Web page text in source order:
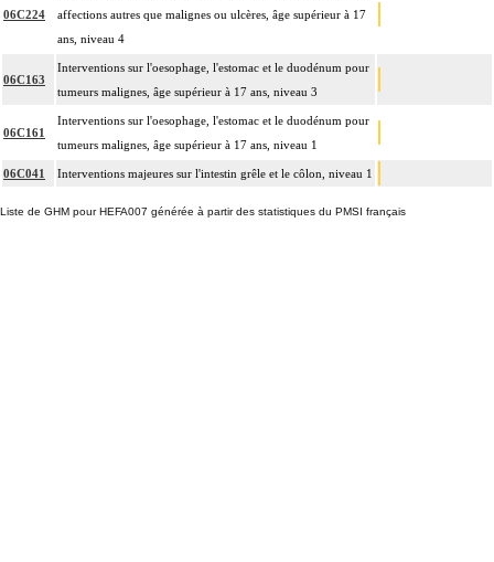
06C224
affections autres que malignes ou ulcères, âge supérieur à 17
ans, niveau 4
06C163
Interventions sur l'oesophage, l'estomac et le duodénum pour
tumeurs malignes, âge supérieur à 17 ans, niveau 3
06C161
Interventions sur l'oesophage, l'estomac et le duodénum pour
tumeurs malignes, âge supérieur à 17 ans, niveau 1
06C041 Interventions majeures sur l'intestin grêle et le côlon, niveau 1
Liste de GHM pour HEFA007 générée à partir des statistiques du PMSI français